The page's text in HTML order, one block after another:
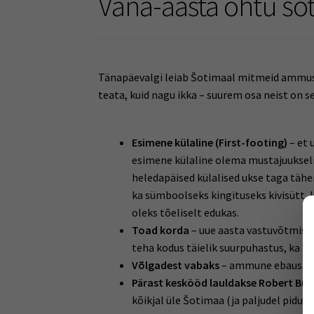
Tänapäevalgi leiab Šotimaal mitmeid
teata, kuid nagu ikka – suurem osa neist on
Esimene külaline (First-footing)– et
esimene külaline olema
heledapäised külalised ukse taga
ka sümboolseks kingituseks kivisütt,
oleks tõeliselt edukas.
Toad korda – uue aasta vastuvõtmist
teha kodus täielik suurpuhastus, ka
Võlgadest vabaks– ammune ebausk
Pärast keskööd lauldakse Robert
kõikjal üle Šotimaa (ja paljudel